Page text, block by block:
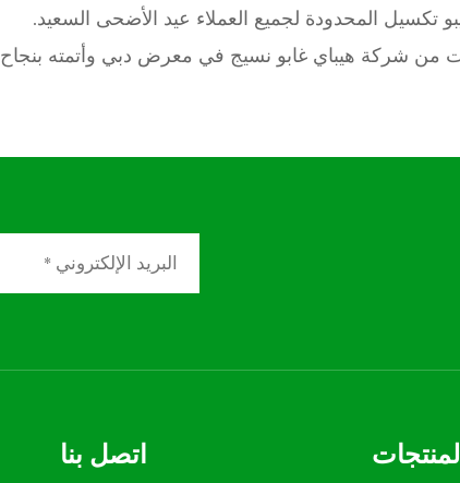
تكسيل المحدودة لجميع العملاء عيد الأضحى السعيد.
من شركة هيباي غابو نسيج في معرض دبي وأتمته بنجاح
المنتجات اتصل بنا